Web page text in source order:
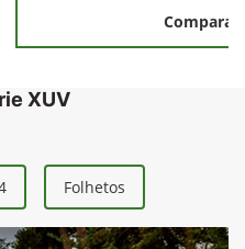
Comparar
XUV
Folhetos